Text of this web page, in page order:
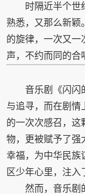
时隔近半个世
熟悉，又那么新颖
的旋律，一次又一
声，不约而同的合
音乐剧《闪闪
与追寻，而在剧情
的一次次感召，这
物，更被赋予了强
幸福，为中华民族
区少年心里，注入
然而，音乐剧